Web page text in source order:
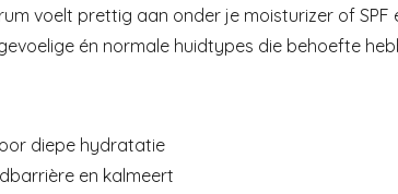
voelt prettig aan onder je moisturizer of
én normale huidtypes die behoefte
diepe hydratatie
en kalmeert